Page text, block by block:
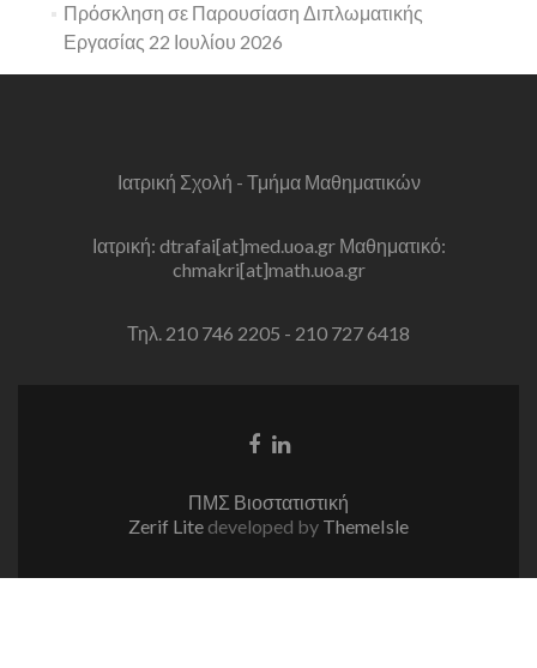
Πρόσκληση σε Παρουσίαση Διπλωματικής
Εργασίας 22 Ιουλίου 2026
Ιατρική Σχολή - Τμήμα Μαθηματικών
Ιατρική: dtrafai[at]med.uoa.gr Μαθηματικό:
chmakri[at]math.uoa.gr
Τηλ. 210 746 2205 - 210 727 6418
Facebook
Linkedin
ΠΜΣ Βιοστατιστική
Zerif Lite developed by ThemeIsle